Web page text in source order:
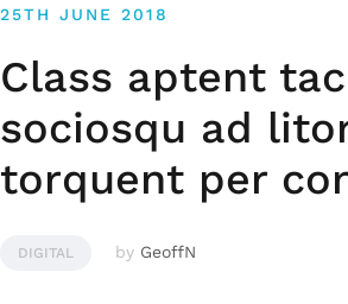
25TH JUNE 2018
Class aptent
sociosqu ad
torquent per
DIGITAL by GeoffN